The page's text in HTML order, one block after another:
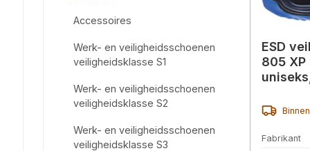
Accessoires
Werk- en veiligheidsschoenen
veiligheidsklasse S1
Werk- en veiligheidsschoenen
veiligheidsklasse S2
Werk- en veiligheidsschoenen
veiligheidsklasse S3
ESD
805 XP
Fabrikant